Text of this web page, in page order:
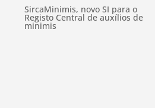
SircaMinimis, novo SI para o
Registo Central de auxílios de
minimis